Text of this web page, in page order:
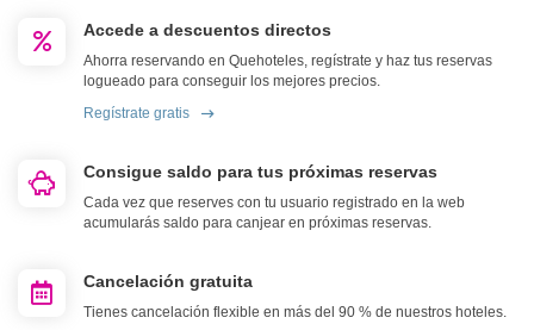
Accede a descuentos directos
Ahorra reservando en Quehoteles, regístrate y haz tus reservas
logueado para conseguir los mejores precios.
Regístrate gratis
Consigue saldo para tus próximas reservas
Cada vez que reserves con tu usuario registrado en la web
acumularás saldo para canjear en próximas reservas.
Cancelación gratuita
Tienes cancelación flexible en más del 90 % de nuestros hoteles.